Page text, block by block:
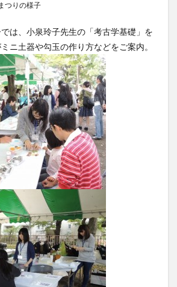
つりの様子
は、小泉玲子先生の「考古学基礎」を
ニ土器や勾玉の作り方などをご案内。